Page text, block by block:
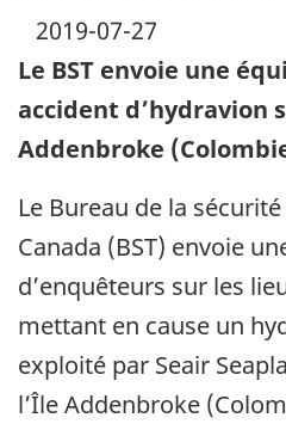
2019-07-27
Le BST envoie une
accident d’hydravion
Addenbroke
Le Bureau de la
Canada (BST) envoie
d’enquêteurs sur les
mettant en cause un
exploité par Seair
l’Île Addenbroke